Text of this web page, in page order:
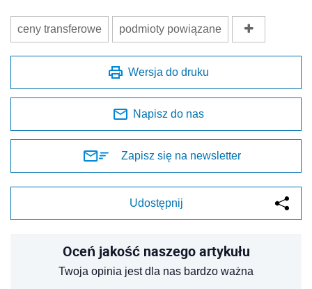
ceny transferowe podmioty powiązane
Wersja do druku
Napisz do nas
Zapisz się na newsletter
Udostępnij
Oceń jakość naszego artykułu
Twoja opinia jest dla nas bardzo ważna